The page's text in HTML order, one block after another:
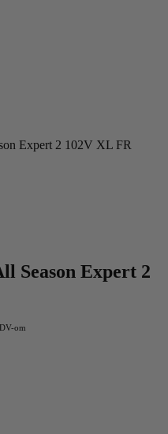
Expert 2 102V XL FR
Season Expert 2
om